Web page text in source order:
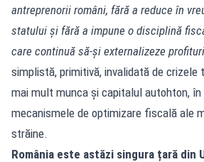
antreprenorii români, fără a reduce în
statului și fără a impune o disciplină
care continuă să-și externalizeze
simplistă, primitivă, invalidată de crizele
mai mult munca și capitalul autohton,
mecanismele de optimizare fiscală ale
străine.
România este astăzi singura țară din